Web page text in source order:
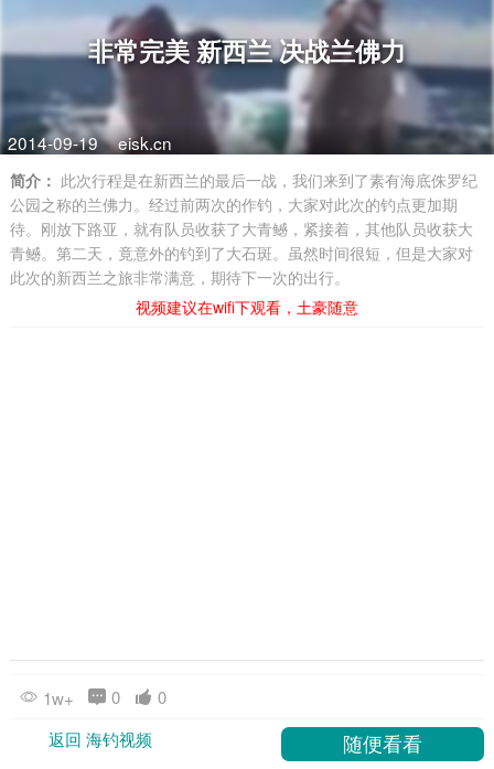
非常完美 新西兰 决战兰佛力
2014-09-19 eisk.cn
简介： 此次行程是在新西兰的最后一战，我们来到了素有海底侏罗纪
公园之称的兰佛力。经过前两次的作钓，大家对此次的钓点更加期
待。刚放下路亚，就有队员收获了大青鳡，紧接着，其他队员收获大
青鳡。第二天，竟意外的钓到了大石斑。虽然时间很短，但是大家对
此次的新西兰之旅非常满意，期待下一次的出行。
视频建议在wifi下观看，土豪随意
1w+ 0
0
返回 海钓视频